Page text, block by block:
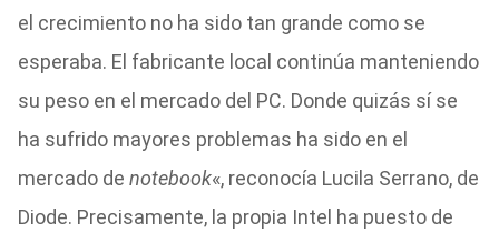
el crecimiento no ha sido tan grande como se
esperaba. El fabricante local continúa manteniendo
su peso en el mercado del PC. Donde quizás sí se
ha sufrido mayores problemas ha sido en el
mercado de notebook«, reconocía Lucila Serrano, de
Diode. Precisamente, la propia Intel ha puesto de